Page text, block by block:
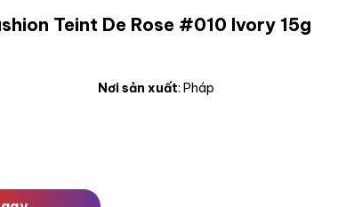
Teint De Rose #010 Ivory 15g
Nơi sản xuất: Pháp
#010 Ivory 15g Da Trung Bình Sáng số lượng